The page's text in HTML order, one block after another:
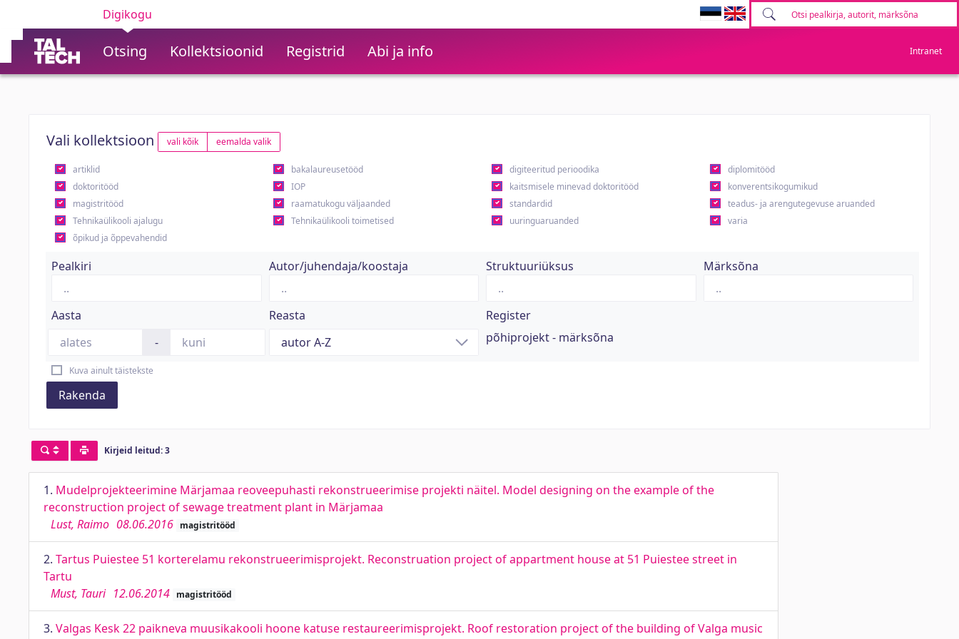
Digikogu
Otsing Kollektsioonid Registrid Abi ja info Intranet
Vali kollektsioon vali kõik eemalda valik
artiklid bakalaureusetööd digiteeritud perioodika
diplomitööd
doktoritööd
IOP kaitsmisele minevad doktoritööd
konverentsikogumikud
magistritööd
raamatukogu väljaanded standardid
teadus- ja arengutegevuse aruanded
Tehnikaülikooli ajalugu
Tehnikaülikooli toimetised uuringuaruanded
varia
õpikud ja õppevahendid
Pealkiri Autor/juhendaja/koostaja Struktuuriüksus Märksõna
Aasta
-
Reasta
Register
põhiprojekt - märksõna
Kuva ainult täistekste
Rakenda
Kirjeid leitud: 3
1. Mudelprojekteerimine Märjamaa reoveepuhasti rekonstrueerimise projekti näitel. Model designing on the example of the
reconstruction project of sewage treatment plant in Märjamaa
Lust, Raimo 08.06.2016 magistritööd
2. Tartus Puiestee 51 korterelamu rekonstrueerimisprojekt. Reconstruation project of appartment house at 51 Puiestee street in
Tartu
Must, Tauri 12.06.2014 magistritööd
3. Valgas Kesk 22 paikneva muusikakooli hoone katuse restaureerimisprojekt. Roof restoration project of the building of Valga music